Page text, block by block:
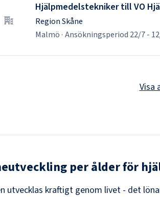
Hjälpmedelstekniker till VO
Region Skåne
Malmö · Ansökningsperiod 22/7-
Visa
per ålder för
utvecklas kraftigt genom livet - det